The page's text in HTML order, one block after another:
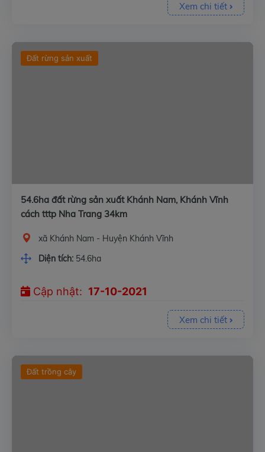
Xem chi tiết
Đất rừng sản xuất
54.6ha đất rừng sản xuất Khánh Nam, Khánh Vĩnh
cách tttp Nha Trang 34km
xã Khánh Nam - Huyện Khánh Vĩnh
Diện tích: 54.6ha
Cập nhật: 17-10-2021
Xem chi tiết
Đất trồng cây